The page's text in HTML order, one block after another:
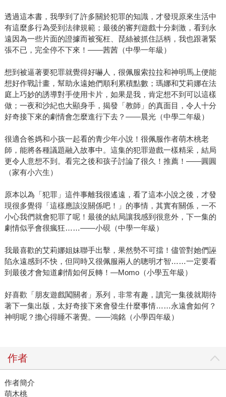
透過這本書，我學到了許多關於犯罪的知識，才發現原來生活中
有這麼多行為受到法律規範；最後的審判遊戲十分刺激，看到永
遠因為一些片面的證據而被冤枉、琵絲被抓住話柄，我也跟著緊
張不已，完全停不下來！——茜茜（中學一年級）
想到被逼著要犯罪就覺得好嚇人，很佩服索拉拉和神明馬上便能
想好作戰計畫，幫助永遠她們順利累積點數；瑪娜和艾莉娜在法
庭上巧妙的誘導對手使用卡片，如果是我，肯定想不到可以這樣
做；一夜和沙紀也大顯身手，揭發「教師」的真面目，令人十分
好奇接下來的劇情會怎麼進行下去？——晨光（中學二年級）
很適合爸媽和小孩一起看的青少年小說！很佩服作者萌木桃老
師，能將各種議題融入故事中。這集的犯罪遊戲一樣精采，結局
更令人意想不到。看完之後和孩子討論了很久！推薦！——圓圓
（家有小六生）
原本以為「犯罪」這件事離我很遙遠，看了這本小說之後，才發
現很多覺得「這樣應該沒關係吧！」的事情，其實有關係，一不
小心我們就會犯罪了呢！最後的結局讓我感到很意外，下一集的
劇情似乎會很瘋狂……——小硯（中學一年級）
我最喜歡的艾莉娜姐妹聯手出擊，果然勢不可擋！儘管對她們誣
陷永遠感到不快，但同時又很佩服兩人的聰明才智……一定要看
到最後才會知道劇情如何反轉！—Momo（小學五年級）
好喜歡「朋友遊戲闖關者」系列，非常有趣，讀完一集後就期待
著下一集出版，太好奇接下來會發生什麼事情……永遠會如何？
神明呢？擔心得睡不著覺。——鴻銘（小學四年級）
作者
作者簡介
萌木桃